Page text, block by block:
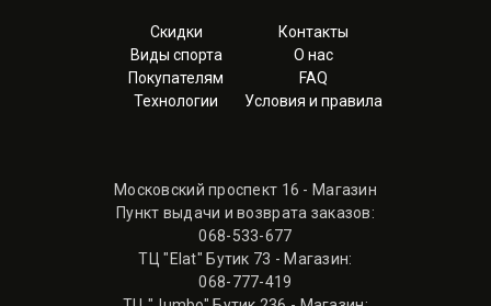
Скидки
Виды спорта
Покупателям
Технологии
Контакты
О нас
FAQ
Условия и правила
Московский проспект 16 - Магазин
Пункт выдачи и возврата заказов:
068-533-677
ТЦ "Elat" Бутик 73 - Магазин:
068-777-419